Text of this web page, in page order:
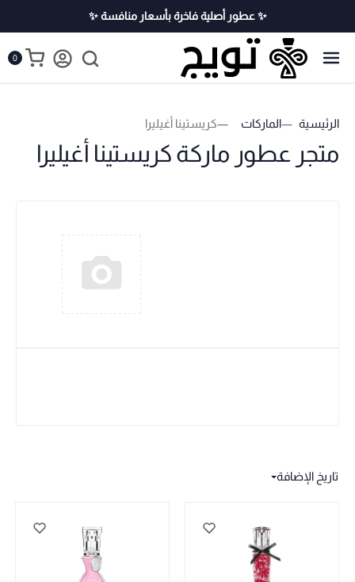
✨ عطور أصلية فاخرة بأسعار منافسة ✨
0
الرئيسية الماركات كريستينا أغيليرا
متجر عطور ماركة كريستينا أغيليرا
تاريخ الإضافة